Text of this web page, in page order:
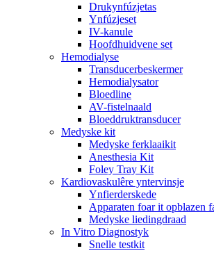
Drukynfúzjetas
Ynfúzjeset
IV-kanule
Hoofdhuidvene set
Hemodialyse
Transducerbeskermer
Hemodialysator
Bloedline
AV-fistelnaald
Bloeddruktransducer
Medyske kit
Medyske ferklaaikit
Anesthesia Kit
Foley Tray Kit
Kardiovaskulêre yntervinsje
Ynfierderskede
Apparaten foar it opblazen
Medyske liedingdraad
In Vitro Diagnostyk
Snelle testkit